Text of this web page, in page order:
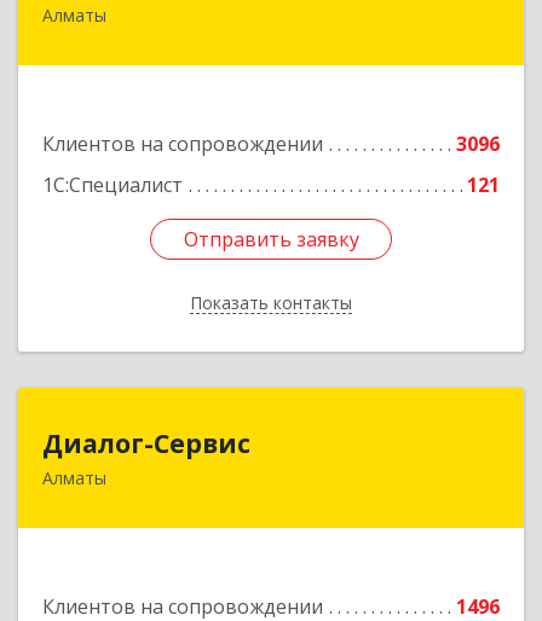
Алматы
Клиентов на сопровождении
3096
1С:Специалист
121
Отправить заявку
Показать контакты
050046, Казахстан, Алматы,ул. Сатпаева, д. 90/1,
Отправить заявку
Назад
Диалог-Сервис
Алматы
Клиентов на сопровождении
1496
050057, Республика Казахстан, г. Алматы, ул.